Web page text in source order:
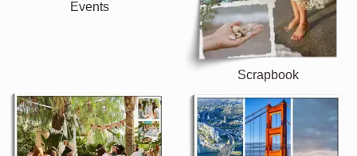
Events
Scrapbook